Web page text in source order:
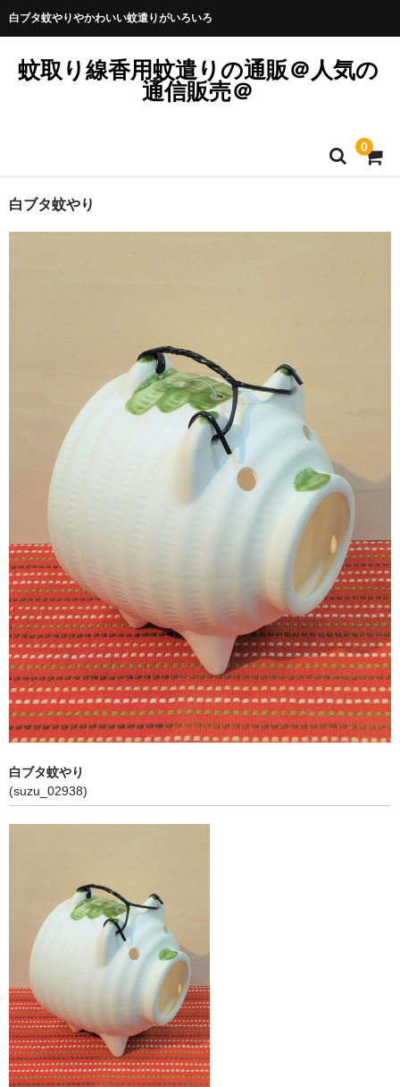
白ブタ蚊やりやかわいい蚊遣りがいろいろ
蚊取り線香用蚊遣りの通販＠人気の
通信販売＠
0
白ブタ蚊やり
白ブタ蚊やり
(suzu_02938)